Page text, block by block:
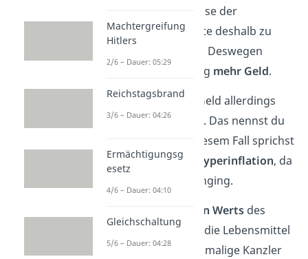
neues Geld in die Kasse der
Regierung. Dies führte deshalb zu
Deswegen
druckte die Regierung mehr Geld.
Dadurch verlor das Geld allerdings
immer mehr an Wert. Das nennst du
. In diesem Fall sprichst
du sogar von einer
Hyperinflation, da
sie sehr schnell voranging.
sinkenden Wertsdes
Geldes wurden auch die Lebensmittel
immer teurer. Der damalige Kanzler
Machtergreifung
Hitlers
2/6 – Dauer: 05:29
Reichstagsbrand
3/6 – Dauer: 04:26
Ermächtigungsg
esetz
4/6 – Dauer: 04:10
Gleichschaltung
5/6 – Dauer: 04:28